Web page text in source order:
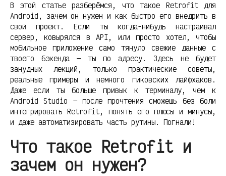
В этой статье разберёмся, что такое Retrofit для
Android, зачем он нужен и как быстро его внедрить в
свой проект. Если ты когда-нибудь настраивал
сервер, ковырялся в API, или просто хотел, чтобы
мобильное приложение само тянуло свежие данные с
твоего бэкенда — ты по адресу. Здесь не будет
занудных лекций, только практические советы,
реальные примеры и немного гиковских лайфхаков.
Даже если ты больше привык к терминалу, чем к
Android Studio — после прочтения сможешь без боли
интегрировать Retrofit, понять его плюсы и минусы,
и даже автоматизировать часть рутины. Погнали!
Что такое Retrofit и
зачем он нужен?